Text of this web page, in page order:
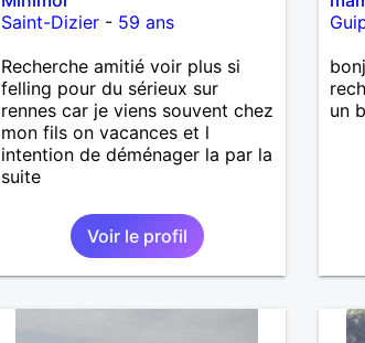
Saint-Dizier- 59 ans
Recherche amitié voir plus si
felling pour du sérieux sur
rennes car je viens souvent chez
mon fils on vacances et l
intention de déménager la par la
suite
Voir le profil
un